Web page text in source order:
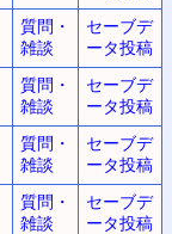
質問・
雑談
セーブデ
ータ投稿
質問・
雑談
セーブデ
ータ投稿
質問・
雑談
セーブデ
ータ投稿
質問・
雑談
セーブデ
ータ投稿